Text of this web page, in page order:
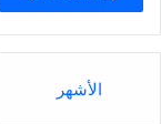
الأشهر